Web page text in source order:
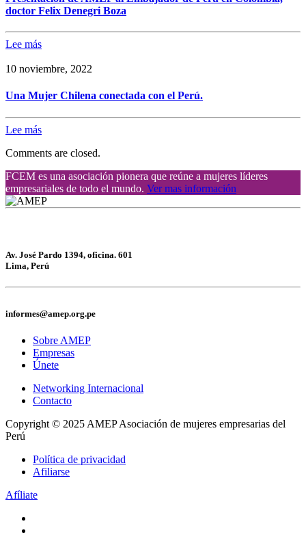
doctor Felix Denegri Boza
Lee más
10 noviembre, 2022
Una Mujer Chilena conectada con el Perú.
Lee más
Comments are closed.
FCEM es una asociación pionera que reúne a mujeres líderes
empresariales de todo el mundo. Ver mas información
Av. José Pardo 1394, oficina. 601
Lima, Perú
informes@amep.org.pe
Sobre AMEP
Empresas
Únete
Networking Internacional
Contacto
Copyright © 2025 AMEP Asociación de mujeres empresarias del
Perú
Política de privacidad
Afiliarse
Afíliate